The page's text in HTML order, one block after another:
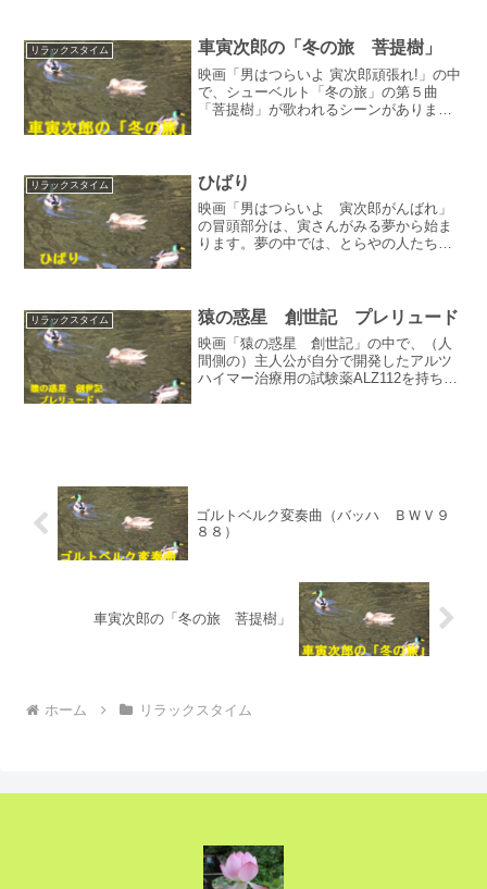
す。 かつてＮＨＫのドキュメンタリー
番組で、「このアリアはバッハ...
リラックスタイム 車寅次郎の「冬の旅 菩提樹」
映画「男はつらいよ 寅次郎頑張れ!」の中
で、シューベルト「冬の旅」の第５曲
「菩提樹」が歌われるシーンがありま
（築地文夫）が歌います。 築...
リラックスタイム ひばり
映画「男はつらいよ 寅次郎がんばれ」
の冒頭部分は、寅さんがみる夢から始ま
ります。夢の中では、とらやの人たちが
楽四重奏曲「ひばり」の第...
リラックスタイム 猿の惑星 創世記 プレリュード
映画「猿の惑星 創世記」の中で、（人
間側の）主人公が自分で開発したアルツ
ハイマー治療用の試験薬ALZ112を持ち出
ゴルトベルク変奏曲（バッハ ＢＷＶ９
８８）
車寅次郎の「冬の旅 菩提樹」
ホーム リラックスタイム